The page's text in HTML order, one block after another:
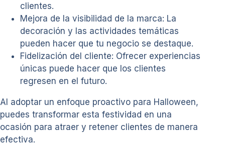
clientes.
Mejora de la visibilidad de la marca: La
decoración y las actividades temáticas
pueden hacer que tu negocio se destaque.
Fidelización del cliente: Ofrecer experiencias
únicas puede hacer que los clientes
regresen en el futuro.
Al adoptar un enfoque proactivo para Halloween,
puedes transformar esta festividad en una
ocasión para atraer y retener clientes de manera
efectiva.